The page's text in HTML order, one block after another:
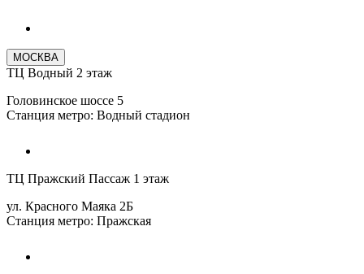
МОСКВА
ТЦ Водный 2 этаж
Головинское шоссе 5
Станция метро: Водный стадион
ТЦ Пражский Пассаж 1 этаж
ул. Красного Маяка 2Б
Станция метро: Пражская